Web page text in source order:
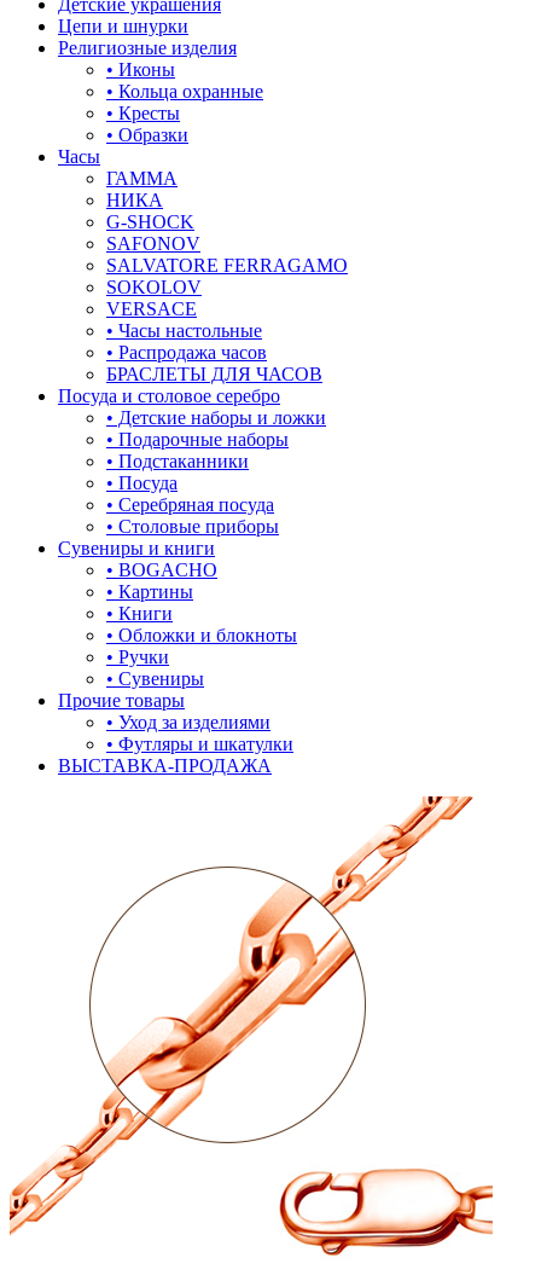
Детские украшения
Цепи и шнурки
Религиозные изделия
• Иконы
• Кольца охранные
• Кресты
• Образки
Часы
ГАММА
НИКА
G-SHOCK
SAFONOV
SALVATORE FERRAGAMO
SOKOLOV
VERSACE
• Часы настольные
• Распродажа часов
БРАСЛЕТЫ ДЛЯ ЧАСОВ
Посуда и столовое серебро
• Детские наборы и ложки
• Подарочные наборы
• Подстаканники
• Посуда
• Серебряная посуда
• Столовые приборы
Сувениры и книги
• BOGACHO
• Картины
• Книги
• Обложки и блокноты
• Ручки
• Сувениры
Прочие товары
• Уход за изделиями
• Футляры и шкатулки
ВЫСТАВКА-ПРОДАЖА